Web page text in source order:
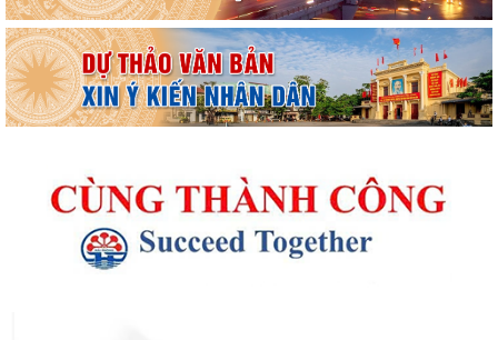
Thông báo kết quả Kỳ họp thứ 4 (Kỳ họp thường lệ giữa năm 2026)
HĐND phường khoá II, nhiệm kỳ 2026...